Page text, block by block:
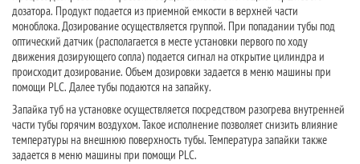
дозатора. Продукт подается из приемной емкости в верхней части
моноблока. Дозирование осуществляется группой. При попадании тубы под
оптический датчик (располагается в месте установки первого по ходу
движения дозирующего сопла) подается сигнал на открытие цилиндра и
происходит дозирование. Объем дозировки задается в меню машины при
помощи PLC. Далее тубы подаются на запайку.
Запайка туб на установке осуществляется посредством разогрева внутренней
части тубы горячим воздухом. Такое исполнение позволяет снизить влияние
температуры на внешнюю поверхность тубы. Температура запайки также
задается в меню машины при помощи PLC.